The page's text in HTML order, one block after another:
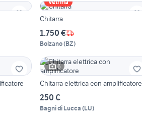
Vetrina
Chitarra
1.750 €
Bolzano(BZ)
6
Chitarra elettrica con amplificatore
250 €
Bagni di Lucca (LU)